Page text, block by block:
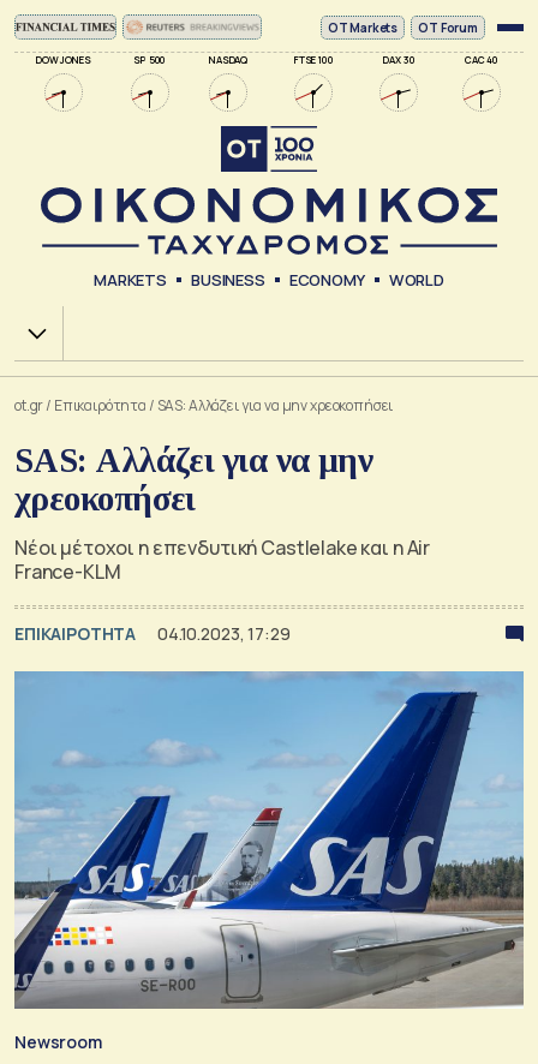
DOW JONES SP 500 NASDAQ FTSE 100 DAX 30 CAC 40
ΟΤ Markets OT Forum
MARKETS BUSINESS ECONOMY WORLD
Χ.Α.
ot.gr/ Επικαιρότητα / SAS: Αλλάζει για να μην χρεοκοπήσει
SAS: Αλλάζει για να μην
χρεοκοπήσει
Νέοι μέτοχοι η επενδυτική Castlelake και η Air
France-KLM
ΕΠΙΚΑΙΡΟΤΗΤΑ 04.10.2023, 17:29
Newsroom